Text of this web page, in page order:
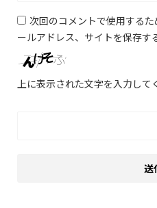
次回のコメントで使用する
ールアドレス、サイトを保存す
上に表示された文字を入力して